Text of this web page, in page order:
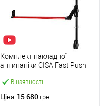
В наявності
Комплект накладної
антипаніки CISA Fast Push
точковий вбік червона
Ціна 15 680 грн.